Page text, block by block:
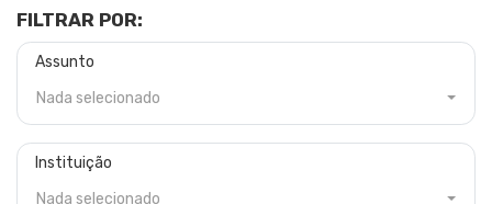
FILTRAR POR:
Assunto
Nada selecionado
Instituição
Nada selecionado